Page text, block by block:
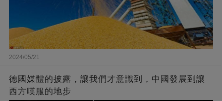
2024/05/21
德國媒體的披露，讓我們才意識到，中國發展到讓
西方嘆服的地步